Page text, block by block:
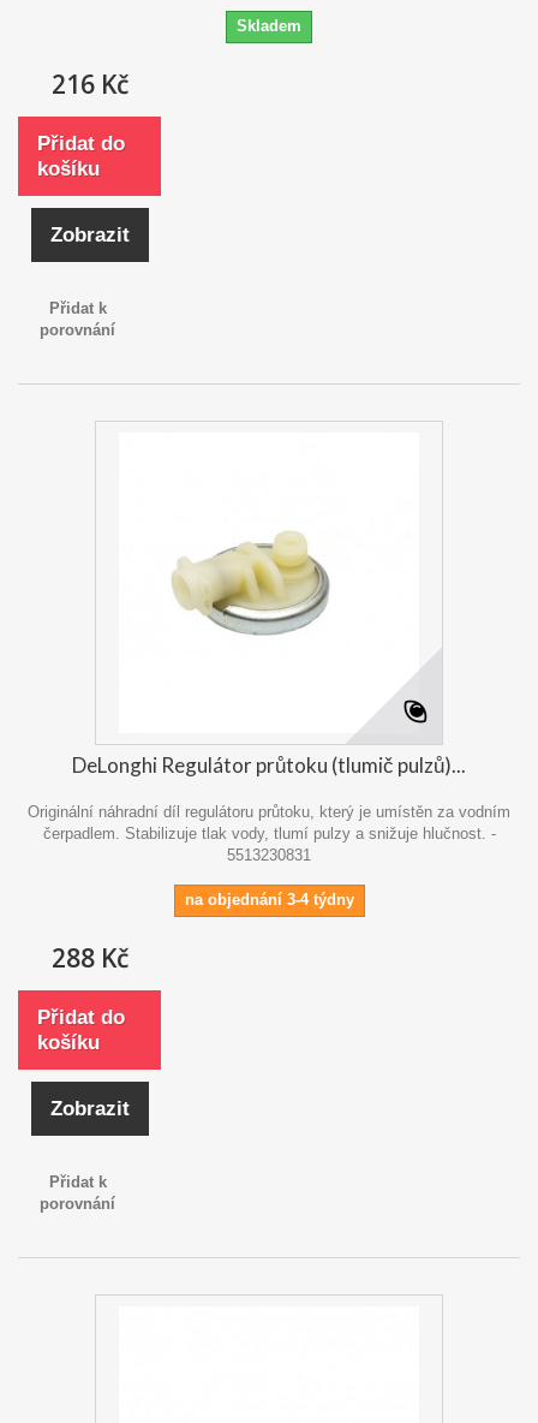
Skladem
216 Kč
Přidat do
košíku
Zobrazit
Přidat k
porovnání
DeLonghi Regulátor průtoku (tlumič pulzů)...
Originální náhradní díl regulátoru průtoku, který je umístěn za vodním
čerpadlem. Stabilizuje tlak vody, tlumí pulzy a snižuje hlučnost. -
5513230831
na objednání 3-4 týdny
288 Kč
Přidat do
košíku
Zobrazit
Přidat k
porovnání